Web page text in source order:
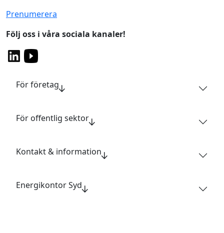
Prenumerera
Följ oss i våra sociala kanaler!
För företag
För offentlig sektor
Kontakt & information
Energikontor Syd